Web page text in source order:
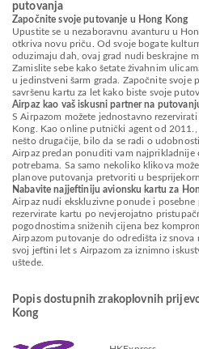
putovanja
Započnite svoje putovanje u Hong Kong
Upustite se u nezaboravnu avanturu u
otkriva novu priču. Od svoje bogate
oduzimaju dah, ovaj grad nudi beskrajne
Zamislite sebe kako šetate živahnim
u jedinstveni šarm grada. Započnite svoje
savršenu kartu za let kako biste svoje
Airpaz kao vaš iskusni partner na
S Airpazom možete jednostavno
Kong. Kao online putnički agent od
nešto drugačije, bilo da se radi o
Airpaz predan ponuditi vam najprikladnije
potrebama. Sa samo nekoliko klikova
planove putovanja pretvoriti u
Nabavite najjeftiniju avionsku kartu za
Airpaz nudi ekskluzivne ponude i
rezervirate kartu po nevjerojatno
pogodnostima sniženih cijena bez
Airpazom putovanje do odredišta iz snova
svoj jeftini let s Airpazom za iznimno
uštede.
Popis dostupnih zrakoplovnih
Kong